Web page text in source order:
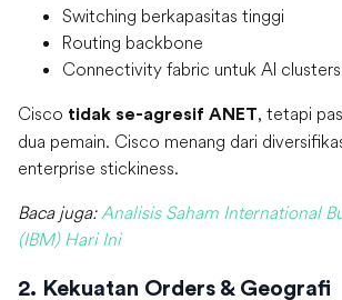
Switching berkapasitas tinggi
Routing backbone
Connectivity fabric untuk AI clusters
Cisco tidak se-agresif ANET, tetapi
dua pemain. Cisco menang dari
enterprise stickiness.
Baca juga: Analisis Saham International
(IBM) Hari Ini
2. Kekuatan Orders & Geografi